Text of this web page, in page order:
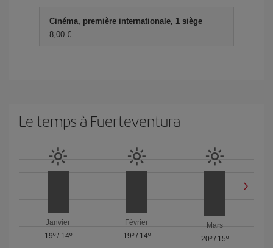
Cinéma, première internationale, 1 siège
8,00 €
Le temps à Fuerteventura
Janvier
19º/ 14º
Février
19º/ 14º
Mars
20º / 15º